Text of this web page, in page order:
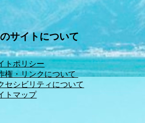
サイトについて
トポリシー
権・リンクについて
セシビリティについて
トマップ